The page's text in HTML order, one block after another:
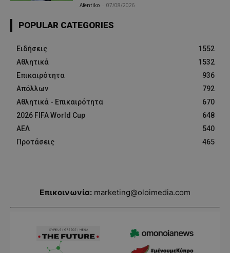
Afentiko 07/08/2026
POPULAR CATEGORIES
Ειδήσεις
1552
Αθλητικά
1532
Επικαιρότητα
936
Απόλλων
792
Αθλητικά - Επικαιρότητα
670
2026 FIFA World Cup
648
ΑΕΛ
540
Προτάσεις
465
Επικοινωνία: marketing@oloimedia.com